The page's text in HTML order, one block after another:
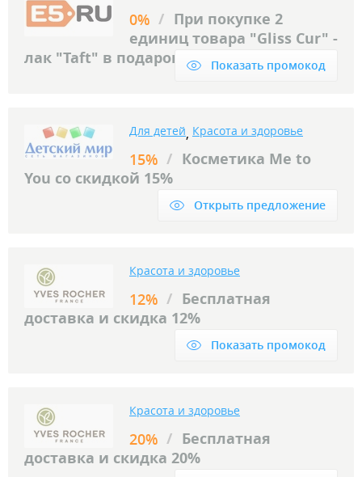
0% / При покупке 2
единиц товара "Gliss Cur" -
лак "Taft" в подарок.
Показать промокод
Для детей, Красота и здоровье
15% / Косметика Me to
You со скидкой 15%
Открыть предложение
Красота и здоровье
12% / Бесплатная
доставка и скидка 12%
Показать промокод
Красота и здоровье
20% / Бесплатная
доставка и скидка 20%